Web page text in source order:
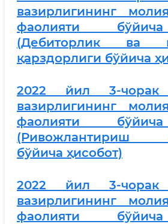
вазирлигининг
фаолияти
(Дебиторлик ва
қарздорлиги бўйича
2022 йил 3-
вазирлигининг
фаолияти
(Ривожлантириш
бўйича ҳисобот)
2022 йил 3-
вазирлигининг
фаолияти